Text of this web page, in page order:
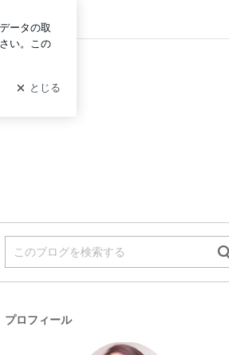
イン
プロフィール